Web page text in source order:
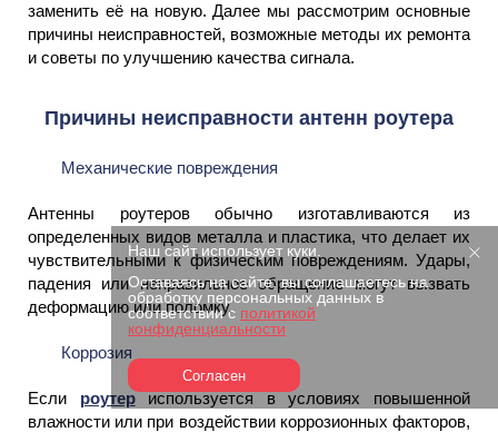
заменить её на новую. Далее мы рассмотрим основные
причины неисправностей, возможные методы их ремонта
и советы по улучшению качества сигнала.
Причины неисправности антенн роутера
Механические повреждения
Антенны роутеров обычно изготавливаются из
определенных видов металла и пластика, что делает их
чувствительными к физическим повреждениям. Удары,
падения или неправильное обращение могут вызвать
деформацию или поломку.
Коррозия
Если роутериспользуется в условиях повышенной
влажности или при воздействии коррозионных факторов,
Наш сайт использует куки.
Оставаясь на сайте, вы соглашаетесь на
обработку персональных данных в
соответствии с политикой
конфиденциальности
Согласен